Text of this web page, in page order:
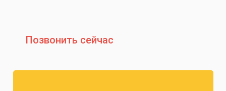
Позвонить сейчас